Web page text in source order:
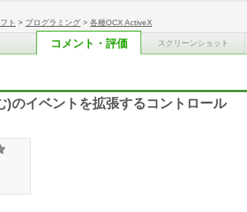
ト > プログラミング > 各種OCX ActiveX
コメント・評価 スクリーンショット
)のイベントを拡張するコントロール